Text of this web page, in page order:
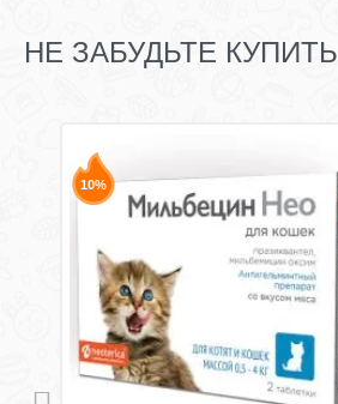
НЕ ЗАБУДЬТЕ КУПИТЬ
10%